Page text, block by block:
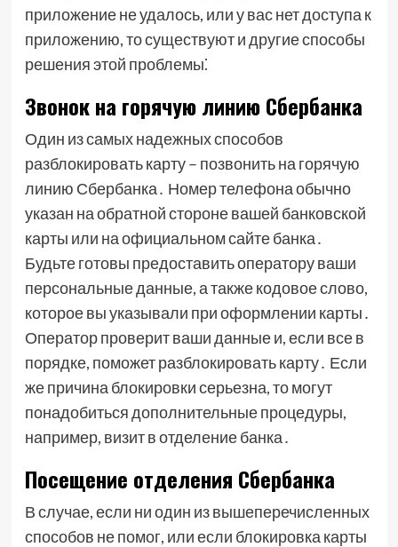
приложение не удалось, или у вас нет доступа к
приложению, то существуют и другие способы
решения этой проблемы⁚
Звонок на горячую линию Сбербанка
Один из самых надежных способов
разблокировать карту – позвонить на горячую
линию Сбербанка․ Номер телефона обычно
указан на обратной стороне вашей банковской
карты или на официальном сайте банка․
Будьте готовы предоставить оператору ваши
персональные данные, а также кодовое слово,
которое вы указывали при оформлении карты․
Оператор проверит ваши данные и, если все в
порядке, поможет разблокировать карту․ Если
же причина блокировки серьезна, то могут
понадобиться дополнительные процедуры,
например, визит в отделение банка․
Посещение отделения Сбербанка
В случае, если ни один из вышеперечисленных
способов не помог, или если блокировка карты